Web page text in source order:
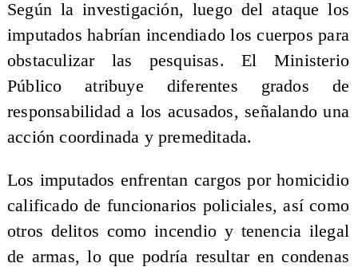
Según la investigación, luego del ataque los
imputados habrían incendiado los cuerpos para
obstaculizar las pesquisas. El Ministerio
Público atribuye diferentes grados de
responsabilidad a los acusados, señalando una
acción coordinada y premeditada.
Los imputados enfrentan cargos por homicidio
calificado de funcionarios policiales, así como
otros delitos como incendio y tenencia ilegal
de armas, lo que podría resultar en condenas